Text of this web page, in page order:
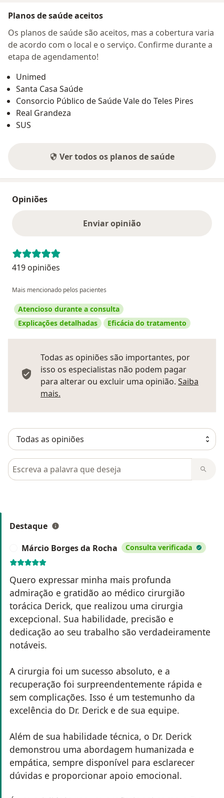
Planos de saúde aceitos
Os planos de saúde são aceitos, mas a cobertura varia
de acordo com o local e o serviço. Confirme durante a
etapa de agendamento!
Unimed
Santa Casa Saúde
Consorcio Público de Saúde Vale do Teles Pires
Real Grandeza
SUS
Ver todos os planos de saúde
Opiniões
Enviar opinião
419 opiniões
Mais mencionado pelos pacientes
Atencioso durante a consulta
Explicações detalhadas
Eficácia do tratamento
Todas as opiniões são importantes, por
isso os especialistas não podem pagar
para alterar ou excluir uma opinião. Saiba
mais.
Pesquisar em opiniões
Destaque
Márcio Borges da Rocha Consulta verificada
Quero expressar minha mais profunda
admiração e gratidão ao médico cirurgião
torácica Derick, que realizou uma cirurgia
excepcional. Sua habilidade, precisão e
dedicação ao seu trabalho são verdadeiramente
notáveis.
A cirurgia foi um sucesso absoluto, e a
recuperação foi surpreendentemente rápida e
sem complicações. Isso é um testemunho da
excelência do Dr. Derick e de sua equipe.
Além de sua habilidade técnica, o Dr. Derick
demonstrou uma abordagem humanizada e
empática, sempre disponível para esclarecer
dúvidas e proporcionar apoio emocional.